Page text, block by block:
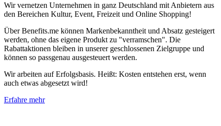
Wir vernetzen Unternehmen in ganz Deutschland mit Anbietern aus
den Bereichen Kultur, Event, Freizeit und Online Shopping!
Über Benefits.me können Markenbekanntheit und Absatz gesteigert
werden, ohne das eigene Produkt zu "verramschen". Die
Rabattaktionen bleiben in unserer geschlossenen Zielgruppe und
können so passgenau ausgesteuert werden.
Wir arbeiten auf Erfolgsbasis. Heißt: Kosten entstehen erst, wenn
auch etwas abgesetzt wird!
Erfahre mehr